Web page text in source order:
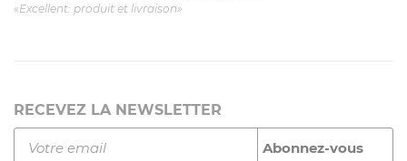
«Excellent: produit et livraison»
RECEVEZ LA NEWSLETTER